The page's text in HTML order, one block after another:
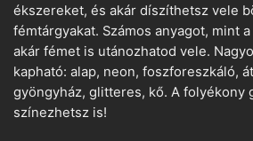
ékszereket, és akár díszíthetsz vele
fémtárgyakat. Számos anyagot, mint
akár fémet is utánozhatod vele.
kapható: alap, neon, foszforeszkáló,
gyöngyház, glitteres, kő. A folyékony
színezhetsz is!